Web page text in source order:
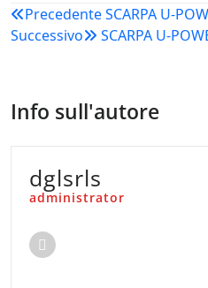
Navigazione
articoli
PrecedenteSCARPA U-
Successivo
SCARPA U-
Info sull'autore
dglsrls
administrator